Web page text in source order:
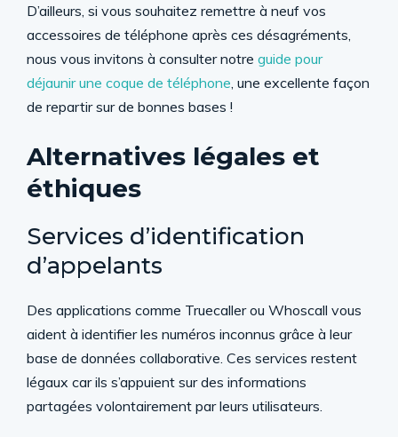
D’ailleurs, si vous souhaitez remettre à neuf vos
accessoires de téléphone après ces désagréments,
nous vous invitons à consulter notre guide pour
déjaunir une coque de téléphone , une excellente façon
de repartir sur de bonnes bases !
Alternatives légales et
éthiques
Services d’identification
d’appelants
Des applications comme Truecaller ou Whoscall vous
aident à identifier les numéros inconnus grâce à leur
base de données collaborative. Ces services restent
légaux car ils s’appuient sur des informations
partagées volontairement par leurs utilisateurs.